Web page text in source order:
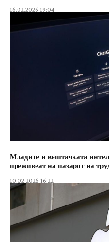
16.02.2026 19:04
Младите и вештачката
преживеат на пазарот на
10.02.2026 16:22